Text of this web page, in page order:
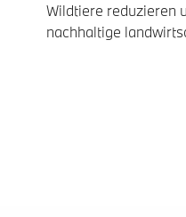
Wildtiere reduzieren
nachhaltige